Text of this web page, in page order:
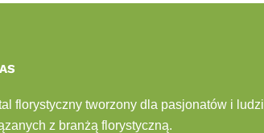
florystyczny tworzony dla pasjonatów i ludzi
z branżą florystyczną.